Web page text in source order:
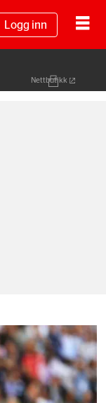
Logg inn
Nettbutikk